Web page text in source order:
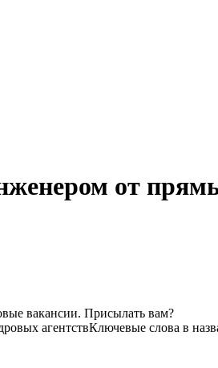
от
вакансии. Присылать вам?
агентствКлючевые слова в